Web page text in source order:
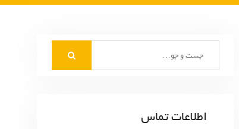
اطلاعات تماس